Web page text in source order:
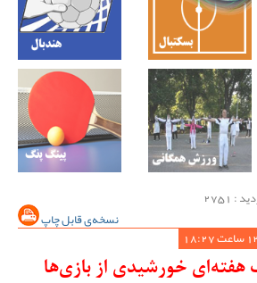
نسخه‌ی قابل چاپ
هفته‌ای خورشیدی از بازی‌ها